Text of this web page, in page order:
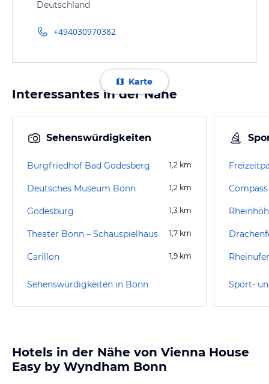
Deutschland
+494030970382
Karte
Interessantes in der Nähe
Sehenswürdigkeiten
Burgfriedhof Bad Godesberg 1,2 km
Deutsches Museum Bonn 1,2 km
Godesburg 1,3 km
Theater Bonn – Schauspielhaus 1,7 km
Carillon 1,9 km
Sehenswürdigkeiten in Bonn Sport-
Hotels in der Nähe von Vienna House
Easy by Wyndham Bonn